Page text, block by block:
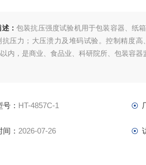
： 包装抗压强度试验机用于包装容器、纸
抗压力；大压溃力及堆码试验。控制精度
内，是商业、食品业、科研院所、包装容器
： HT-4857C-1
： 2026-07-26